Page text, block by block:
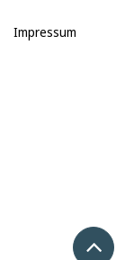
Impressum